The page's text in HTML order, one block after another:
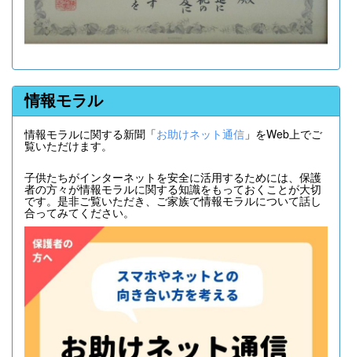
情報モラル
情報モラルに関する新聞「お助けネット通信 」をWeb上でご
覧いただけます。
子供たちがインターネットを安全に活用するためには、保護
者の方々が情報モラルに関する知識をもっておくことが大切
です。是非ご覧いただき、ご家族で情報モラルについて話し
合ってみてください。